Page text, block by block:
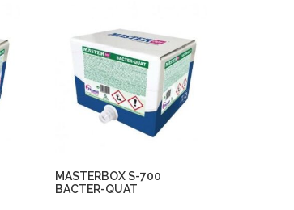
MASTERBOX S-700
BACTER-QUAT